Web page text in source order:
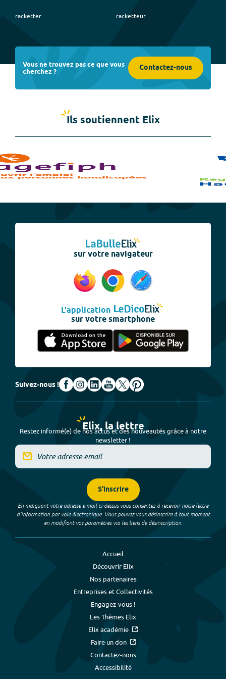
racketter racketteur
Vous ne trouvez pas ce que vous
cherchez ? Contactez-nous
Ils soutiennent Elix
sur votre navigateur
L'application
sur votre smartphone
Suivez-nous !
Elix, la lettre
Restez informé(e) de nos actus et des nouveautés grâce à notre
newsletter !
S'inscrire
En indiquant votre adresse e-mail ci-dessus vous consentez à recevoir notre lettre
d’information par voie électronique. Vous pouvez vous désinscrire à tout moment
en modifiant vos paramètres via les liens de désinscription.
Accueil
Découvrir Elix
Nos partenaires
Entreprises et Collectivités
Engagez-vous !
Les Thèmes Elix
Elix académie
Faire un don
Contactez-nous
Accessibilité